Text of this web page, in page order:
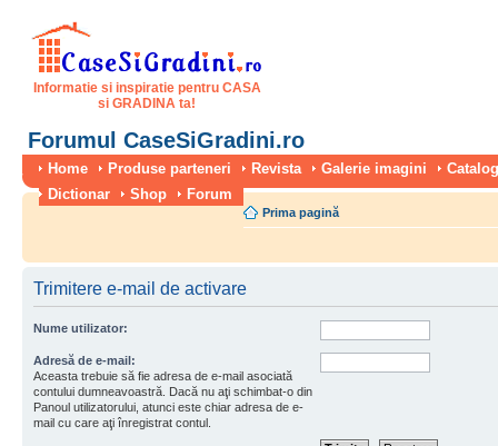
Informatie si inspiratie pentru CASA
si GRADINA ta!
Forumul CaseSiGradini.ro
Home Produse parteneri Revista Galerie imagini
Dictionar
Shop Forum
Prima pagină
Trimitere e-mail de activare
Nume utilizator:
Adresă de e-mail:
Aceasta trebuie să fie adresa de e-mail asociată
contului dumneavoastră. Dacă nu aţi schimbat-o din
Panoul utilizatorului, atunci este chiar adresa de e-
mail cu care aţi înregistrat contul.